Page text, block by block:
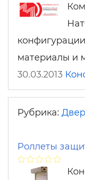
материалы и
30.03.2013
Рубрика:
Роллеты